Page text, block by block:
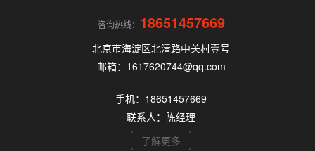
咨询热线： 18651457669
北京市海淀区北清路中关村壹号
邮箱：1617620744@qq.com
手机：18651457669
联系人：陈经理
了解更多